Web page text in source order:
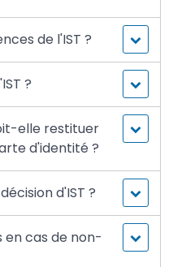
de l'IST ?
?
elle restituer
d'identité ?
d'IST ?
en cas de non-